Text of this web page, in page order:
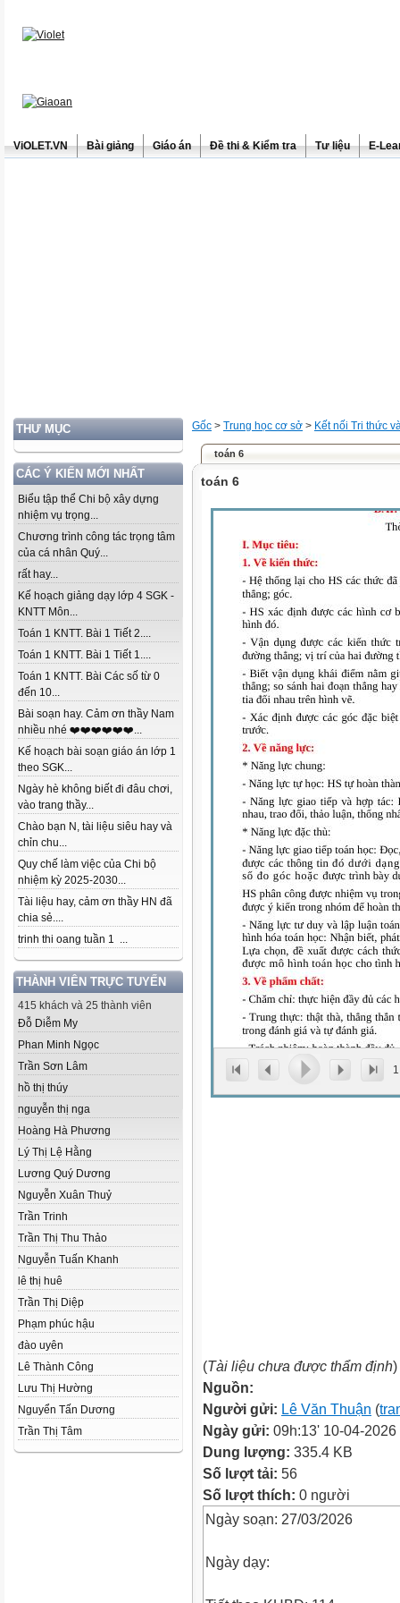
ViOLET.VN Bài giảng Giáo án Đề thi & Kiểm tra Tư liệu E-
THƯ MỤC
CÁC Ý KIẾN MỚI NHẤT
Biểu tập thể Chi bộ xây dựng
nhiệm vụ trọng...
Chương trình công tác trọng tâm
của cá nhân Quý...
rất hay...
Kế hoạch giảng dạy lớp 4 SGK -
KNTT Môn...
Toán 1 KNTT. Bài 1 Tiết 2....
Toán 1 KNTT. Bài 1 Tiết 1....
Toán 1 KNTT. Bài Các số từ 0
đến 10...
Bài soạn hay. Cảm ơn thầy Nam
nhiều nhé ❤️❤️❤️❤️❤️❤️...
Kế hoạch bài soạn giáo án lớp 1
theo SGK...
Ngày hè không biết đi đâu chơi,
vào trang thầy...
Chào bạn N, tài liệu siêu hay và
chỉn chu...
Quy chế làm việc của Chi bộ
nhiệm kỳ 2025-2030...
Tài liệu hay, cảm ơn thầy HN đã
chia sẻ....
trinh thi oang tuần 1 ...
THÀNH VIÊN TRỰC TUYẾN
415 khách và 25 thành viên
Đỗ Diễm My
Phan Minh Ngọc
Trần Sơn Lâm
hồ thị thúy
nguyễn thị nga
Hoàng Hà Phương
Lý Thị Lệ Hằng
Lương Quý Dương
Nguyễn Xuân Thuỷ
Trần Trinh
Trần Thị Thu Thảo
Nguyễn Tuấn Khanh
lê thị huê
Trần Thị Diệp
Phạm phúc hậu
đào uyên
Lê Thành Công
Lưu Thị Hường
Nguyển Tấn Dương
Trần Thị Tâm
Gốc > Trung học cơ sở > Kết nối Tri thức
toán 6
toán 6
1
(Tài liệu chưa được thẩm định)
Nguồn:
Người gửi: Lê Văn Thuận (
Ngày gửi: 09h:13' 10-04-2026
Dung lượng: 335.4 KB
Số lượt tải: 56
Số lượt thích: 0 người
Ngày soạn: 27/03/2026
Ngày dạy: